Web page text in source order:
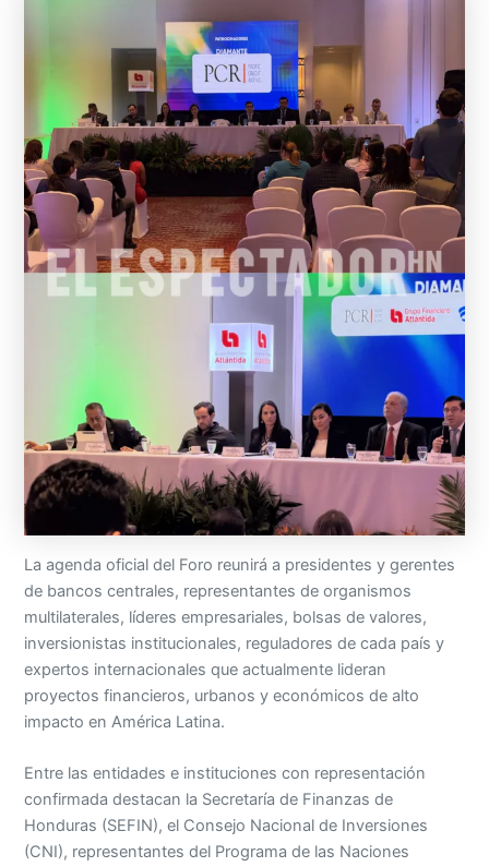
La agenda oficial del Foro reunirá a presidentes y gerentes
de bancos centrales, representantes de organismos
multilaterales, líderes empresariales, bolsas de valores,
inversionistas institucionales, reguladores de cada país y
expertos internacionales que actualmente lideran
proyectos financieros, urbanos y económicos de alto
impacto en América Latina.
Entre las entidades e instituciones con representación
confirmada destacan la Secretaría de Finanzas de
Honduras (SEFIN), el Consejo Nacional de Inversiones
(CNI), representantes del Programa de las Naciones